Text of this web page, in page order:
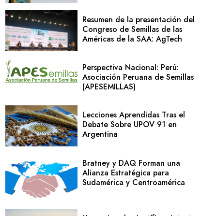
Resumen de la presentación del
Congreso de Semillas de las
Américas de la SAA: AgTech
Perspectiva Nacional: Perú:
Asociación Peruana de Semillas
(APESEMILLAS)
Lecciones Aprendidas Tras el
Debate Sobre UPOV 91 en
Argentina
Bratney y DAQ Forman una
Alianza Estratégica para
Sudamérica y Centroamérica